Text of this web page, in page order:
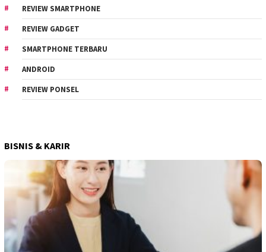
REVIEW SMARTPHONE
REVIEW GADGET
SMARTPHONE TERBARU
ANDROID
REVIEW PONSEL
BISNIS & KARIR